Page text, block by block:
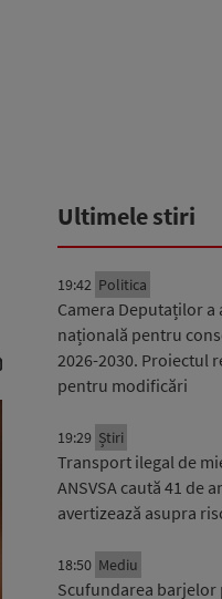
Ultimele stiri
19:42 Politica
Camera Deputaților
națională pentru
2026-2030. Proiectul
pentru modificări
19:29 Știri
Transport ilegal de
ANSVSA caută 41 de
avertizează asupra
18:50 Mediu
Scufundarea barjelor